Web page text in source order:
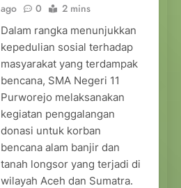
ago
0 2 mins
Dalam rangka menunjukkan
kepedulian sosial terhadap
masyarakat yang terdampak
bencana, SMA Negeri 11
Purworejo melaksanakan
kegiatan penggalangan
donasi untuk korban
bencana alam banjir dan
tanah longsor yang terjadi di
wilayah Aceh dan Sumatra.